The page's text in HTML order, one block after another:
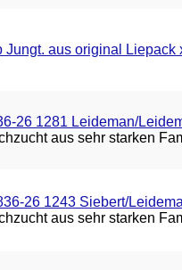
Jungt. aus original Liepack
26 1281 Leideman/
aus sehr starken
26 1243 Siebert/
aus sehr starken